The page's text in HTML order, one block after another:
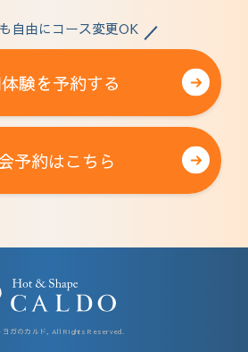
自由にコース変更OK
験を予約する
予約はこちら
ヨガのカルド, All Rights Reserved.